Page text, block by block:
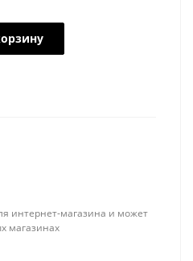
интернет-магазина и может
магазинах